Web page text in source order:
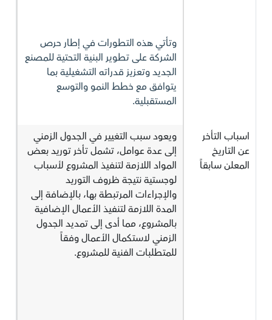
وتأتي هذه التطورات في إطار حرص
الشركة على تطوير البنية التحتية للمصنع
الجديد وتعزيز قدراته التشغيلية بما
يتوافق مع خطط النمو والتوسع
المستقبلية.
اسباب التأخر
عن التاريخ
المعلن سابقاً
ويعود سبب التغيير في الجدول الزمني
إلى عدة عوامل، تشمل تأخر توريد بعض
المواد اللازمة لتنفيذ المشروع لأسباب
لوجستية نتيجة ظروف التوريد
والإجراءات المرتبطة بها، بالإضافة إلى
المدة اللازمة لتنفيذ الأعمال الإضافية
بالمشروع، مما أدى إلى تمديد الجدول
الزمني لاستكمال الأعمال وفقاً
للمتطلبات الفنية للمشروع.